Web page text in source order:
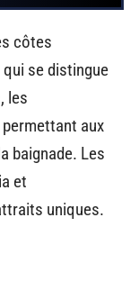
côtes
se distingue
les
aux
baignade. Les
et
uniques.